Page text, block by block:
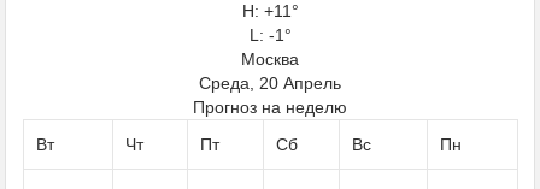
H: +11°
L: -1°
Москва
Среда, 20 Апрель
Прогноз на неделю
Вт
Чт Пт Сб Вс Пн